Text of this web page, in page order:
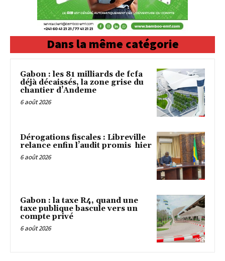
Dans la même catégorie
Gabon : les 81 milliards de fcfa
déjà décaissés, la zone grise du
chantier d’Andeme
6 août 2026
Dérogations fiscales : Libreville
relance enfin l’audit promis hier
6 août 2026
Gabon : la taxe R4, quand une
taxe publique bascule vers un
compte privé
6 août 2026